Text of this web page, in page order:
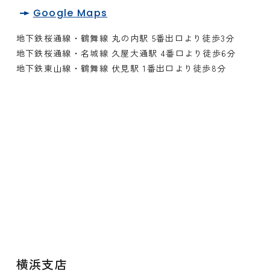
Google Maps
地下鉄桜通線・鶴舞線 丸の内駅 5番出口より徒歩3分
地下鉄桜通線・名城線 久屋大通駅 4番口より徒歩6分
地下鉄東山線・鶴舞線 伏見駅 1番出口より徒歩8分
横浜支店